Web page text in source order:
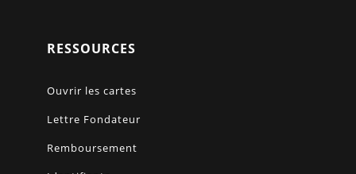
RESSOURCES
Ouvrir les cartes
Lettre Fondateur
Remboursement